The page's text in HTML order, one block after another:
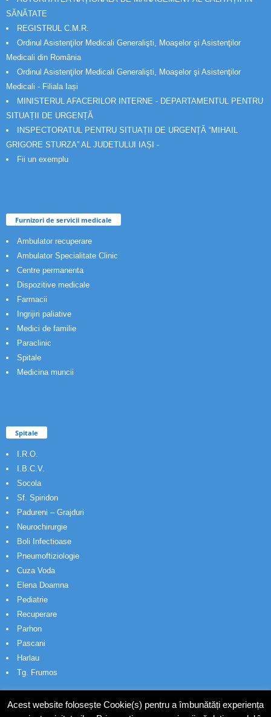
SĂNĂTATE
REGISTRUL C.M.R.
Ordinul Asistenţilor Medicali Generalişti, Moaşelor şi Asistenţilor
Medicali din România
Ordinul Asistenţilor Medicali Generalişti, Moaşelor şi Asistenţilor
Medicali - Filiala Iași
MINISTERUL AFACERILOR INTERNE - DEPARTAMENTUL PENTRU
SITUAȚII DE URGENȚĂ
INSPECTORATUL PENTRU SITUAȚII DE URGENȚĂ “MIHAIL
GRIGORE STURZA” AL JUDETULUI IAȘI -
Fii un exemplu
Furnizori de servicii medicale
Ambulator recuperare
Ambulator Specialitate Clinic
Centre permanenta
Dispozitive medicale
Farmacii
Ingrijiri paliative
Medici de familie
Paraclinic
Spitale
Medicina muncii
Spitale
I.R.O.
I.B.C.V.
Socola
Sf. Spiridon
Padureni – Grajduri
Neurochirurgie
Boli Infectioase
Pneumoftiziologie
Cuza Voda
Elena Doamna
Pediatrie
Recuperare
Parhon
Pascani
Harlau
Tg. Frumos
Acest website folosește Cookie(s) pentru a îmbunătăți experiența